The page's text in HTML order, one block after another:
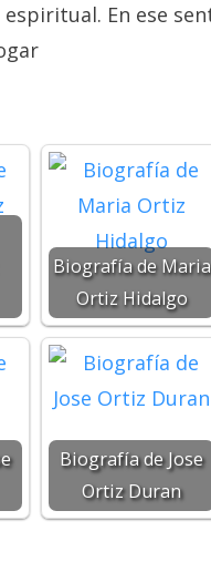
En ese
Biografía de Maria
Ortiz Hidalgo
Biografía de Jose
Ortiz Duran